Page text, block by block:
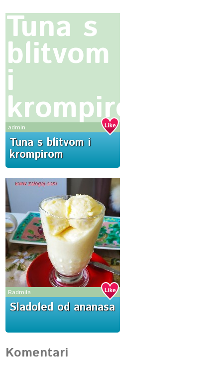
Tuna s
blitvom
i
krompirom
admin
Tuna s blitvom i
krompirom
Radmila
Sladoled od ananasa
Komentari